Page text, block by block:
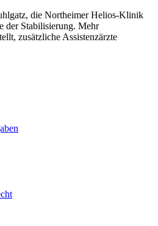
die Northeimer Helios-Klinik
der Stabilisierung. Mehr
zusätzliche Assistenzärzte